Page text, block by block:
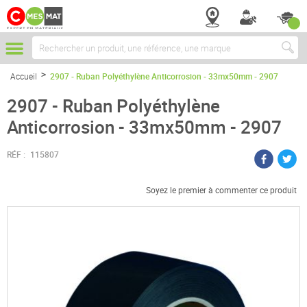
Chercher
Accueil 2907 - Ruban Polyéthylène Anticorrosion - 33mx50mm - 2907
2907 - Ruban Polyéthylène
Anticorrosion - 33mx50mm - 2907
RÉF : 115807
Soyez le premier à commenter ce produit
Passer